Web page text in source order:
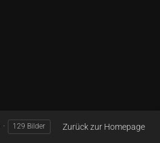
129 Bilder Zurück zur Homepage